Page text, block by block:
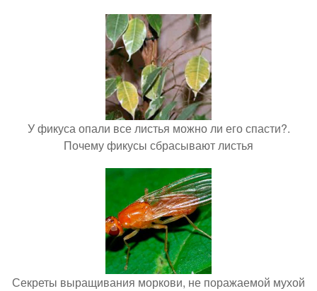
У фикуса опали все листья можно ли его спасти?.
Почему фикусы сбрасывают листья
Секреты выращивания моркови, не поражаемой мухой